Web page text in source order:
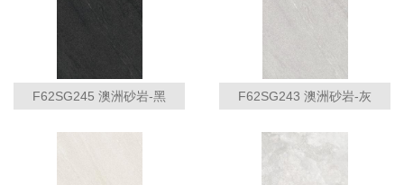
F62SG245 澳洲砂岩-黑 F62SG243 澳洲砂岩-灰